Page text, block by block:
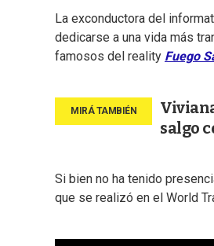
La exconductora del
dedicarse a una vida más
famosos del reality Fuego
salgo
Si bien no ha tenido
que se realizó en el World